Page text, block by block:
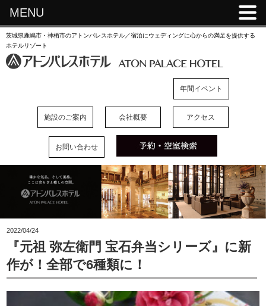
茨城県鹿嶋市・神栖市のアトンパレスホテル／宿泊にウェディングに心からの満足を提供する
ホテルリゾート
年間イベント
施設のご案内 会社概要 アクセス
お問い合わせ
2022/04/24
『元祖 弥左衛門 宝石弁当シリーズ』に新
作が！全部で6種類に！
MENU